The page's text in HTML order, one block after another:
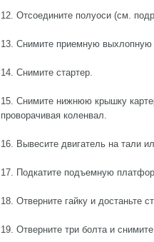
12. Отсоедините полуоси (см.
13. Снимите приемную выхлопную
14. Снимите стартер.
15. Снимите нижнюю крышку
проворачивая коленвал.
16. Вывесите двигатель на тали
17. Подкатите подъемную
18. Отверните гайку и достаньте
19. Отверните три болта и